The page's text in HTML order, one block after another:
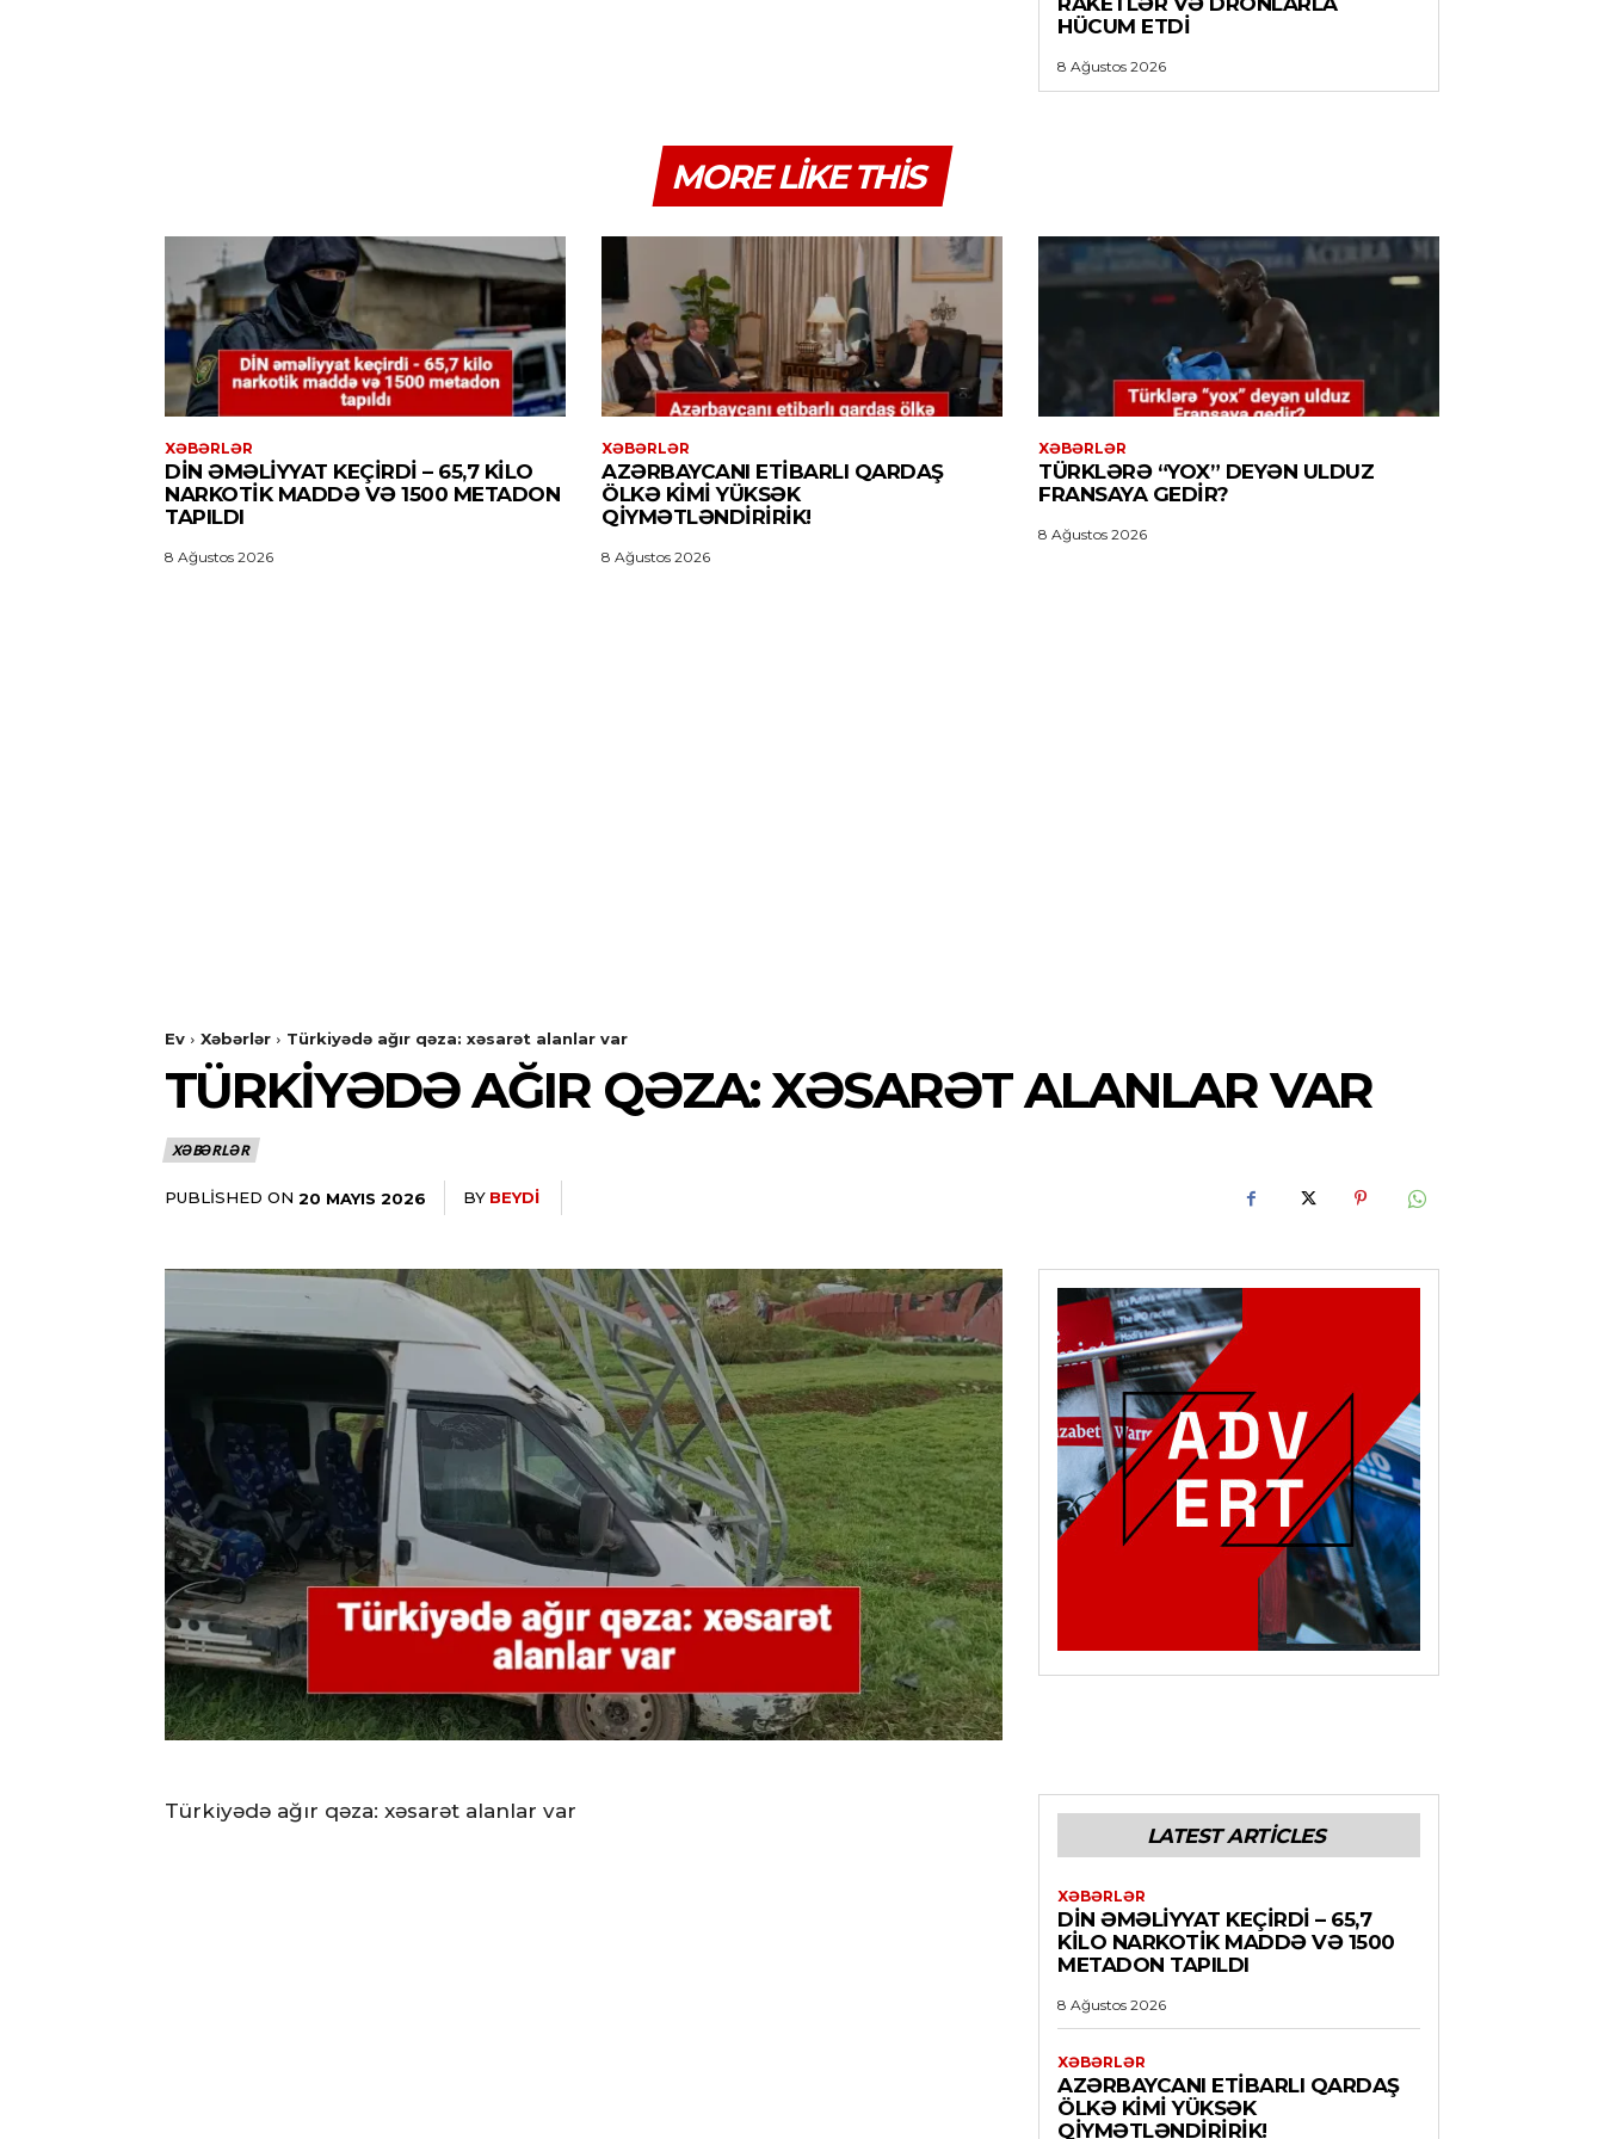
HÜCUM ETDI
8 Ağustos 2026
MORE LIKE THIS
XƏBƏRLƏR
DİN ƏMƏLIYYAT KEÇIRDI – 65,7 KILO
NARKOTIK MADDƏ VƏ 1500 METADON
TAPILDI
8 Ağustos 2026
XƏBƏRLƏR
AZƏRBAYCANI ETIBARLI QARDAŞ
ÖLKƏ KIMI YÜKSƏK
QIYMƏTLƏNDIRIRIK!
8 Ağustos 2026
XƏBƏRLƏR
TÜRKLƏRƏ “YOX” DEYƏN ULDUZ
FRANSAYA GEDIR?
8 Ağustos 2026